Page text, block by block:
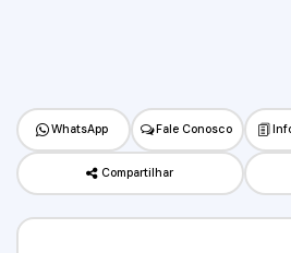
WhatsApp Fale Conosco
Compartilhar